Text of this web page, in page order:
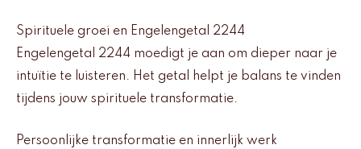
Spirituele groei en Engelengetal 2244
Engelengetal 2244 moedigt je aan om dieper naar je
intuïtie te luisteren. Het getal helpt je balans te vinden
tijdens jouw spirituele transformatie.
Persoonlijke transformatie en innerlijk werk